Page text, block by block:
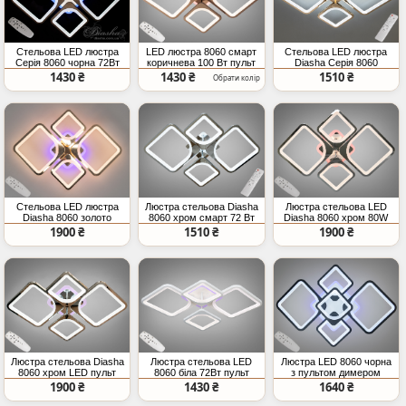
Стельова LED люстра
Серія 8060 чорна 72Вт
смарт
1430 ₴
LED люстра 8060 смарт
коричнева 100 Вт пульт
1430 ₴ Обрати колір
Стельова LED люстра
Diasha Серія 8060
золото 72Вт
1510 ₴
Стельова LED люстра
Diasha 8060 золото
100Вт пульт
1900 ₴
Люстра стельова Diasha
8060 хром смарт 72 Вт
пульт
1510 ₴
Люстра стельова LED
Diasha 8060 хром 80W
пульт
1900 ₴
Люстра стельова Diasha
8060 хром LED пульт
100Вт
1900 ₴
Люстра стельова LED
8060 біла 72Вт пульт
13м²
1430 ₴
Люстра LED 8060 чорна
з пультом димером
діммер
1640 ₴